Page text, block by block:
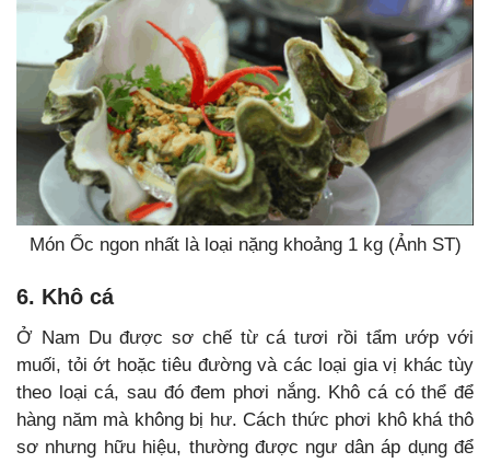
Món Ốc ngon nhất là loại nặng khoảng 1 kg (Ảnh ST)
6. Khô cá
Ở Nam Du được sơ chế từ cá tươi rồi tẩm ướp với
muối, tỏi ớt hoặc tiêu đường và các loại gia vị khác tùy
theo loại cá, sau đó đem phơi nắng. Khô cá có thể để
hàng năm mà không bị hư. Cách thức phơi khô khá thô
sơ nhưng hữu hiệu, thường được ngư dân áp dụng để